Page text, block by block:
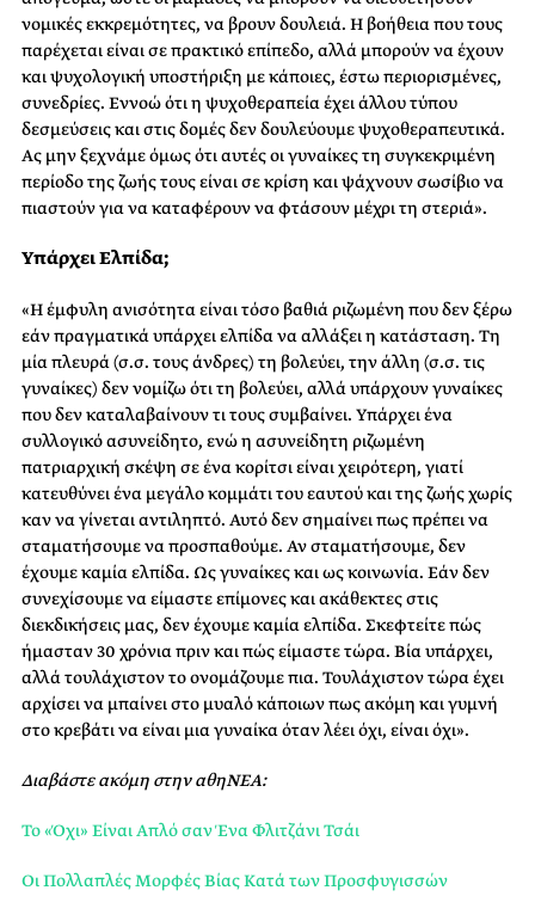
νομικές εκκρεμότητες, να βρουν δουλειά. Η βοήθεια που τους
παρέχεται είναι σε πρακτικό επίπεδο, αλλά μπορούν να έχουν
και ψυχολογική υποστήριξη με κάποιες, έστω περιορισμένες,
συνεδρίες. Εννοώ ότι η ψυχοθεραπεία έχει άλλου τύπου
δεσμεύσεις και στις δομές δεν δουλεύουμε ψυχοθεραπευτικά.
Ας μην ξεχνάμε όμως ότι αυτές οι γυναίκες τη συγκεκριμένη
περίοδο της ζωής τους είναι σε κρίση και ψάχνουν σωσίβιο να
πιαστούν για να καταφέρουν να φτάσουν μέχρι τη στεριά».
Υπάρχει Ελπίδα;
«Η έμφυλη ανισότητα είναι τόσο βαθιά ριζωμένη που δεν ξέρω
εάν πραγματικά υπάρχει ελπίδα να αλλάξει η κατάσταση. Τη
μία πλευρά (σ.σ. τους άνδρες) τη βολεύει, την άλλη (σ.σ. τις
γυναίκες) δεν νομίζω ότι τη βολεύει, αλλά υπάρχουν γυναίκες
που δεν καταλαβαίνουν τι τους συμβαίνει. Υπάρχει ένα
συλλογικό ασυνείδητο, ενώ η ασυνείδητη ριζωμένη
πατριαρχική σκέψη σε ένα κορίτσι είναι χειρότερη, γιατί
κατευθύνει ένα μεγάλο κομμάτι του εαυτού και της ζωής χωρίς
καν να γίνεται αντιληπτό. Αυτό δεν σημαίνει πως πρέπει να
σταματήσουμε να προσπαθούμε. Αν σταματήσουμε, δεν
έχουμε καμία ελπίδα. Ως γυναίκες και ως κοινωνία. Εάν δεν
συνεχίσουμε να είμαστε επίμονες και ακάθεκτες στις
διεκδικήσεις μας, δεν έχουμε καμία ελπίδα. Σκεφτείτε πώς
ήμασταν 30 χρόνια πριν και πώς είμαστε τώρα. Βία υπάρχει,
αλλά τουλάχιστον το ονομάζουμε πια. Τουλάχιστον τώρα έχει
αρχίσει να μπαίνει στο μυαλό κάποιων πως ακόμη και γυμνή
στο κρεβάτι να είναι μια γυναίκα όταν λέει όχι, είναι όχι».
Διαβάστε ακόμη στην αθηΝΕΑ:
Το «Όχι» Είναι Απλό σαν Ένα Φλιτζάνι Τσάι
Οι Πολλαπλές Μορφές Βίας Κατά των Προσφυγισσών